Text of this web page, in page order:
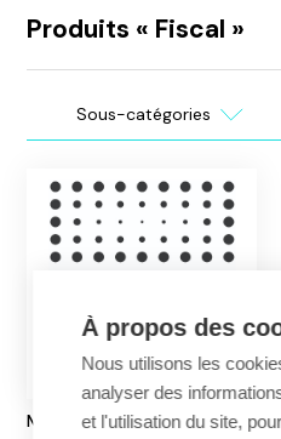
Produits « Fiscal »
Sous-
catégoriesun
Magazine 'Build your home'
À propos des
Nous utilisons les
analyser des
et l'utilisation du site,